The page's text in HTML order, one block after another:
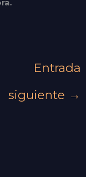
Entrada
siguiente →